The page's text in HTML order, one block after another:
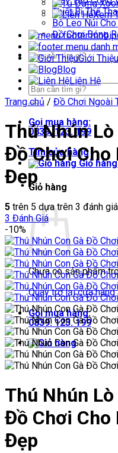
Thiết Bị Thể
Bộ Leo Núi
Đồ Chơi Bóng
Tìm
kiếm:
Tìm
kiếm:
Gọi mua hàng:
0839. 123. 199
Tìm cửa hàng
Giỏ
Giỏ hàng
Chưa có sản phẩm
Quay trở lại cửa hàng
Gọi mua hàng:
0839. 123. 199
Xem
Giới Thiệu
Blog
Liên Hệ
Trang chủ / Đồ Chơi Ngoài
Thú Nhún
Đồ Chơi Cho
Đẹp
5 trên 5 dựa trên 3 đánh giá
3 Đánh Giá
-10%
Thú Nhún
Đồ Chơi Cho
Đẹp